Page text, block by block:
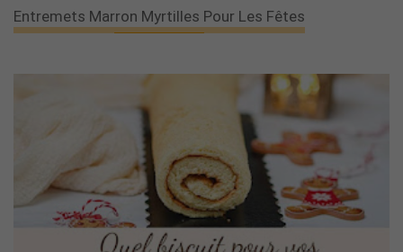
Entremets Marron Myrtilles Pour Les Fêtes